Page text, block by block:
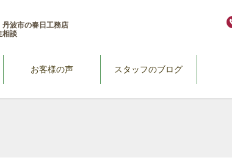
波市の春日工務店
相談
お客様の声 スタッフのブログ